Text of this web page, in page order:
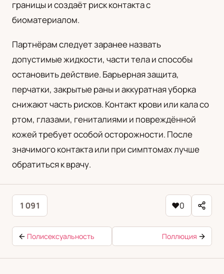
границы и создаёт риск контакта с
биоматериалом.
Партнёрам следует заранее назвать
допустимые жидкости, части тела и способы
остановить действие. Барьерная защита,
перчатки, закрытые раны и аккуратная уборка
снижают часть рисков. Контакт крови или кала со
ртом, глазами, гениталиями и повреждённой
кожей требует особой осторожности. После
значимого контакта или при симптомах лучше
обратиться к врачу.
1 091 ♥0
Полисексуальность Поллюция